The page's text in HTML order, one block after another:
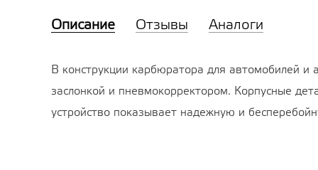
Описание Отзывы Аналоги
В конструкции карбюратора для автомобилей и
заслонкой и пневмокорректором. Корпусные
устройство показывает надежную и